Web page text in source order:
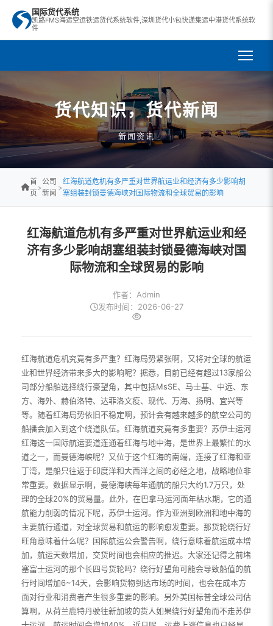
国际货代系统
凯路FMS海运空运铁运货代系统软件,深圳货代小包快递集运中港货代系统软
件
货代知识，货代新闻
新闻资讯
首
页
>
公司
新闻
>
红海航道危机有多严重对世界航运业和经济有多少影响胡
塞组装封锁曼德海峡对国际物流和全球贸易的影响
红海航道危机有多严重对世界航运业和经
济有多少影响胡塞组装封锁曼德海峡对国
际物流和全球贸易的影响
作者：Admin
发布时间：2026-06-27
红海航道危机究竟有多严重？红海局势紧张啊，又将对全球的航运
业和世界经济带来多大的影响呢？据悉，目前已经有超过13家船公
司部分船舶选择绕行豪望角，其中包括MsSE、马士基、中远、东
方、海外、赫伯洛特、达菲洛文疫、现代、万海、扬明、宜兴等
等。随着红海局势依旧不稳定啊，预计会有越来越多的航空公司的
船播会加入到这个绕道队伍。红海航道究竟有多重要？苏伊士运河
红海这一国际航运要道连通着红海与地中海，是世界上最繁忙的水
道之一，而曼德海峡呢？又位于这个红海的南端，连接了红海和亚
丁湾，是船只往返于印度洋和大西洋之间的必经之地，战略地位非
常重要。数据显示啊，曼德海峡每年通航的船只大约1.7万只，处
理的全球20%的贸易量。此外，在巴拿马运河面年枯水期，它的通
航能力削弱的情况下呢，苏伊士运河。作为亚洲到欧洲和地中海的
主要航行通道，对全球贸易和航运的影响愈发重要。那货轮绕行好
旺角意味着什么呢？国际航运公会警告啊，绕行意味着航运成本增
加，航运天数增加，交货时间也会相应的推迟。大家还记得之前堵
塞富士运河的那个长四号货轮吗？绕行好望角可能会导致船值的航
行时间增加6~14天，会影响货物到达市场的时间，也会在成本方
面对行业和消费者产生很多重要的影响。另外美国标普全球公司估
算啊，从荷兰鹿特丹驶往新加坡的货人如果绕行好望角而不走苏伊